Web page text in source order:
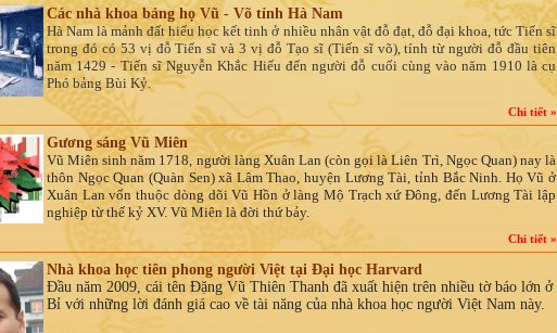
Các nhà khoa bảng họ Vũ - Võ tỉnh Hà Nam
Hà Nam là mảnh đất hiếu học kết tinh ở nhiều nhân vật đỗ đạt, đỗ đại khoa, tức Tiến sĩ
trong đó có 53 vị đỗ Tiến sĩ và 3 vị đỗ Tạo sĩ (Tiến sĩ võ), tính từ người đỗ đầu tiên
năm 1429 - Tiến sĩ Nguyễn Khắc Hiếu đến người đỗ cuối cùng vào năm 1910 là cụ
Phó bảng Bùi Kỷ.
Chi tiết »
Gương sáng Vũ Miên
Vũ Miên sinh năm 1718, người làng Xuân Lan (còn gọi là Liên Trì, Ngọc Quan) nay là
thôn Ngọc Quan (Quàn Sen) xã Lâm Thao, huyện Lương Tài, tỉnh Bắc Ninh. Họ Vũ ở
Xuân Lan vốn thuộc dòng dõi Vũ Hồn ở làng Mộ Trạch xứ Đông, đến Lương Tài lập
nghiệp từ thế kỷ XV. Vũ Miên là đời thứ bảy.
Chi tiết »
Nhà khoa học tiên phong người Việt tại Đại học Harvard
Đầu năm 2009, cái tên Đặng Vũ Thiên Thanh đã xuất hiện trên nhiều tờ báo lớn ở
Bỉ với những lời đánh giá cao về tài năng của nhà khoa học người Việt Nam này.